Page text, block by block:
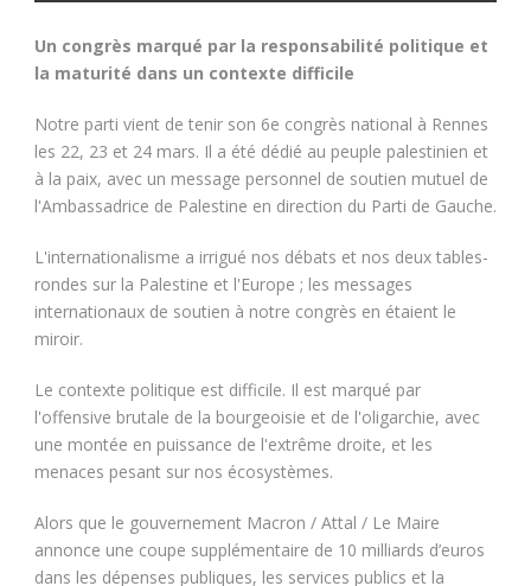
Un congrès marqué par la responsabilité politique et
la maturité dans un contexte difficile
Notre parti vient de tenir son 6e congrès national à Rennes
les 22, 23 et 24 mars. Il a été dédié au peuple palestinien et
à la paix, avec un message personnel de soutien mutuel de
l'Ambassadrice de Palestine en direction du Parti de Gauche.
L'internationalisme a irrigué nos débats et nos deux tables-
rondes sur la Palestine et l'Europe ; les messages
internationaux de soutien à notre congrès en étaient le
miroir.
Le contexte politique est difficile. Il est marqué par
l'offensive brutale de la bourgeoisie et de l'oligarchie, avec
une montée en puissance de l'extrême droite, et les
menaces pesant sur nos écosystèmes.
Alors que le gouvernement Macron / Attal / Le Maire
annonce une coupe supplémentaire de 10 milliards d’euros
dans les dépenses publiques, les services publics et la